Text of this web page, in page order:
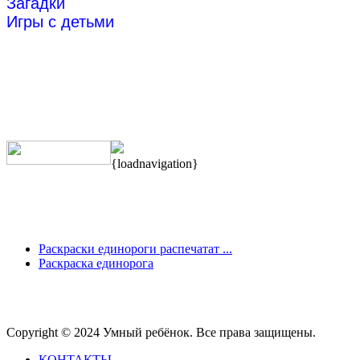
Игры с детьми
{loadnavigation}
Раскраски единороги распечатат ...
Раскраска единорога
Copyright © 2024 Умный ребёнок. Все права защищены.